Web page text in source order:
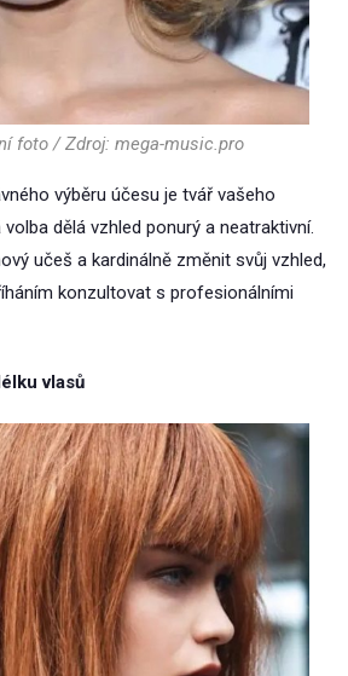
foto / Zdroj: mega-music.pro
výběru účesu je tvář vašeho
dělá vzhled ponurý a neatraktivní.
učeš a kardinálně změnit svůj vzhled,
konzultovat s profesionálními
vlasů